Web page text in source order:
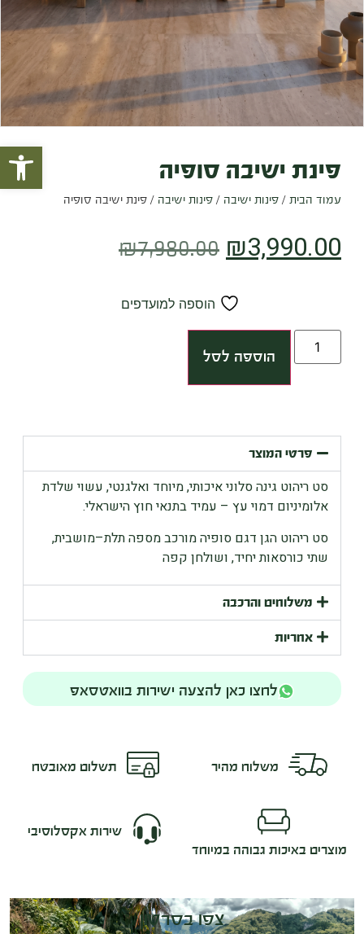
פתח
פינת ישיבה סופיה
עמוד הבית / פינות ישיבה / פינות ישיבה / פינת ישיבה סופיה
₪7,980.00 ₪3,990.00
הוספה למועדפים
הוספה לסל
פרטי המוצר
סט ריהוט גינה סלוני איכותי, מיוחד ואלגנטי, עשוי שלדת
אלומיניום דמוי עץ – עמיד בתנאי חוץ הישראלי.
סט ריהוט הגן דגם סופיה מורכב מספה תלת–מושבית,
שתי כורסאות יחיד, ושולחן קפה
משלוחים והרכבה
אחריות
לחצו כאן להצעה ישירות בוואטסאפ
משלוח מהיר תשלום מאובטח
מוצרים באיכות גבוהה במיוחד
שירות אקסלוסיבי
צפו בסרטון